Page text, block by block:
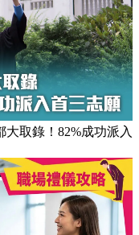
下屬！3大關鍵建立